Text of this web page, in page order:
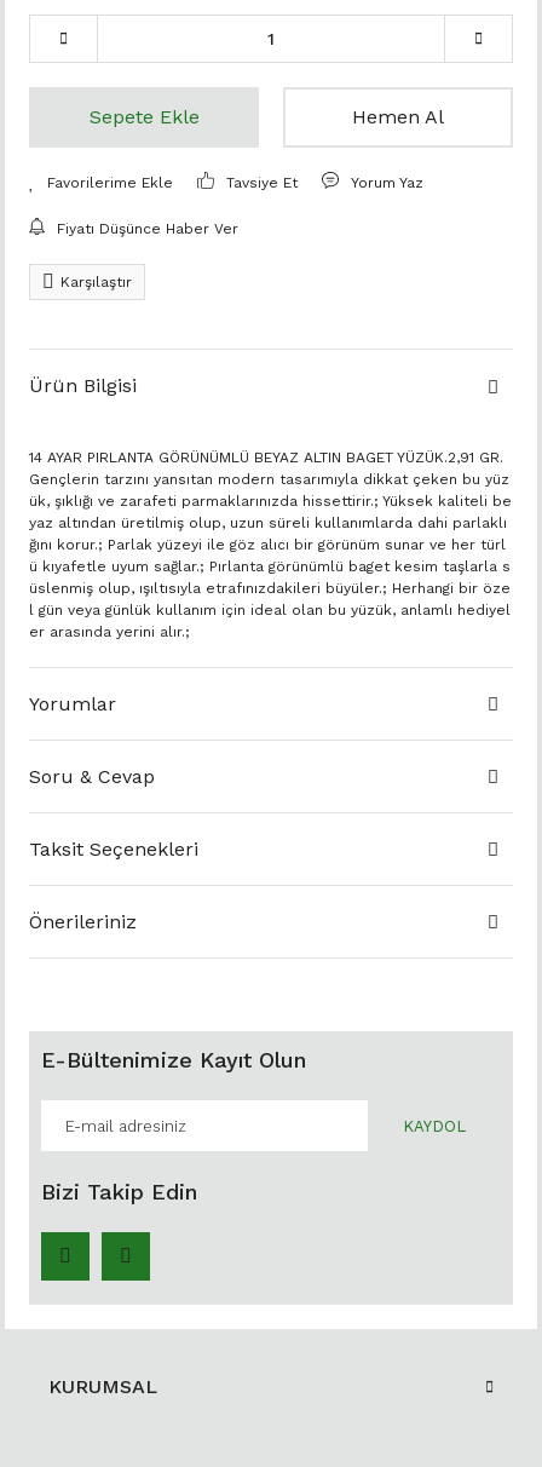
Sepete Ekle Hemen Al
Tavsiye Et Yorum Yaz
Fiyatı Düşünce Haber Ver
Karşılaştır
Ürün Bilgisi
14 AYAR PIRLANTA GÖRÜNÜMLÜ BEYAZ ALTIN BAGET YÜZÜK.2,91 GR.
Gençlerin tarzını yansıtan modern tasarımıyla dikkat çeken bu yüz
ük, şıklığı ve zarafeti parmaklarınızda hissettirir.; Yüksek kaliteli be
yaz altından üretilmiş olup, uzun süreli kullanımlarda dahi parlaklı
ğını korur.; Parlak yüzeyi ile göz alıcı bir görünüm sunar ve her türl
ü kıyafetle uyum sağlar.; Pırlanta görünümlü baget kesim taşlarla s
üslenmiş olup, ışıltısıyla etrafınızdakileri büyüler.; Herhangi bir öze
l gün veya günlük kullanım için ideal olan bu yüzük, anlamlı hediyel
er arasında yerini alır.;
Yorumlar
Soru & Cevap
Taksit Seçenekleri
Önerileriniz
E-Bültenimize Kayıt Olun
KAYDOL
Bizi Takip Edin
KURUMSAL